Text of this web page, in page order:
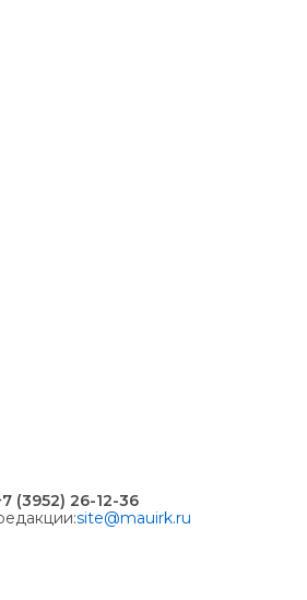
(3952) 26-12-36
site@mauirk.ru